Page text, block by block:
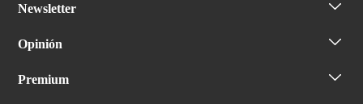
Newsletter
Opinión
Premium